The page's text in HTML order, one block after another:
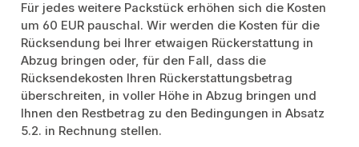
Für jedes weitere Packstück erhöhen sich die Kosten
um 60 EUR pauschal. Wir werden die Kosten für die
Rücksendung bei Ihrer etwaigen Rückerstattung in
Abzug bringen oder, für den Fall, dass die
Rücksendekosten Ihren Rückerstattungsbetrag
überschreiten, in voller Höhe in Abzug bringen und
Ihnen den Restbetrag zu den Bedingungen in Absatz
5.2. in Rechnung stellen.